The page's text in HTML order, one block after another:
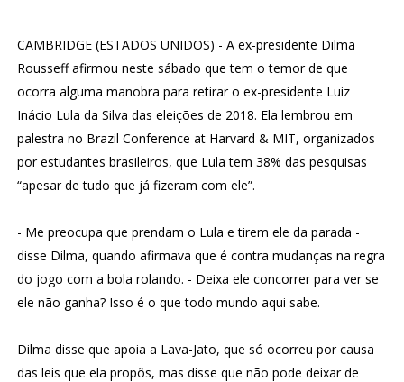
CAMBRIDGE (ESTADOS UNIDOS) - A ex-presidente Dilma
Rousseff afirmou neste sábado que tem o temor de que
ocorra alguma manobra para retirar o ex-presidente Luiz
Inácio Lula da Silva das eleições de 2018. Ela lembrou em
palestra no Brazil Conference at Harvard & MIT, organizados
por estudantes brasileiros, que Lula tem 38% das pesquisas
“apesar de tudo que já fizeram com ele”.
- Me preocupa que prendam o Lula e tirem ele da parada -
disse Dilma, quando afirmava que é contra mudanças na regra
do jogo com a bola rolando. - Deixa ele concorrer para ver se
ele não ganha? Isso é o que todo mundo aqui sabe.
Dilma disse que apoia a Lava-Jato, que só ocorreu por causa
das leis que ela propôs, mas disse que não pode deixar de